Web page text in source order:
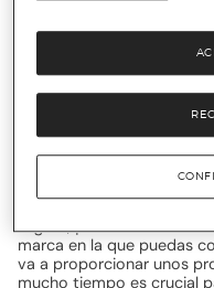
La selección de
Climacity innova en cada
tipo de hogar. Con los
climatizadores
de lo más cómodo a la
productos, realizados
irresistibles para todo el
encontrarás una
seguro, ¡A esta marca no
marca en la que puedas
va a proporcionar unos
mucho tiempo es crucial